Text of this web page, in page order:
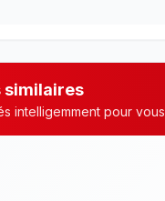
similaires
intelligemment pour vous